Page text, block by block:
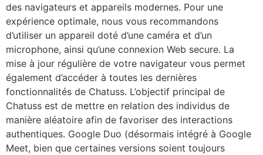
des navigateurs et appareils modernes. Pour une
expérience optimale, nous vous recommandons
d’utiliser un appareil doté d’une caméra et d’un
microphone, ainsi qu’une connexion Web secure. La
mise à jour régulière de votre navigateur vous permet
également d’accéder à toutes les dernières
fonctionnalités de Chatuss. L’objectif principal de
Chatuss est de mettre en relation des individus de
manière aléatoire afin de favoriser des interactions
authentiques. Google Duo (désormais intégré à Google
Meet, bien que certaines versions soient toujours